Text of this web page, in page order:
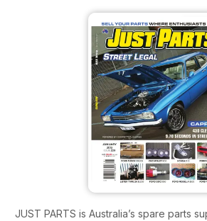
JUST PARTS is Australia’s spare parts supermarket. From rare